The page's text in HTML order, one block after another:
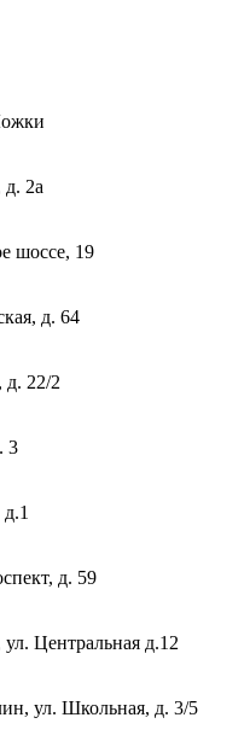
2а
шоссе, 19
д. 64
д. 22/2
3
д. 59
Центральная д.12
ул. Школьная, д. 3/5